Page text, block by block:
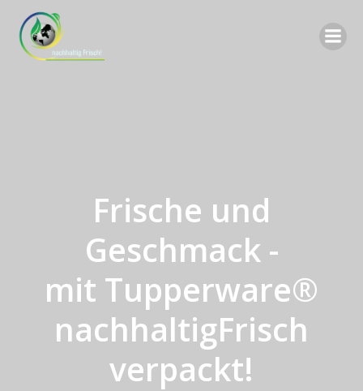
Frische und
Geschmack -
mit Tupperware®
nachhaltigFrisch
verpackt!